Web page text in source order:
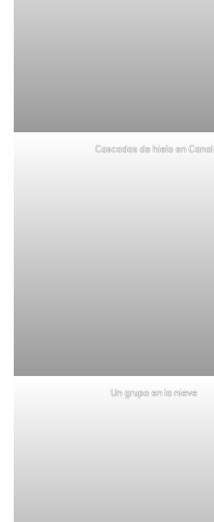
Cascadas de hielo en Canal
Un grupo en la nieve